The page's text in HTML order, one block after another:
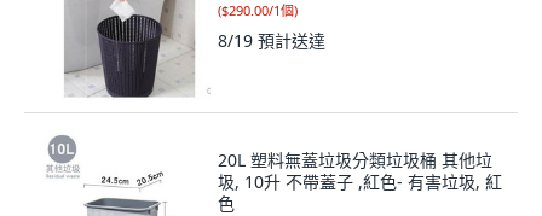
($290.00/1個)
8/19 預計送達
20L 塑料無蓋垃圾分類垃圾桶 其他垃
圾, 10升 不帶蓋子 ,紅色- 有害垃圾, 紅
色